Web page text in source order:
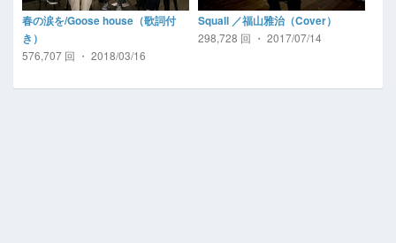
春の涙を/Goose house（歌詞付
き）
576,707 回 ・ 2018/03/16
Squall ／福山雅治（Cover）
298,728 回 ・ 2017/07/14